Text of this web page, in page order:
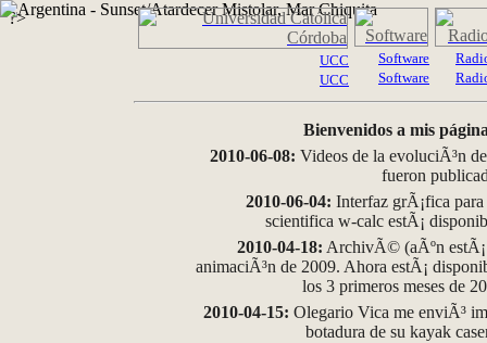
?>
UCC
UCC
Software
Software
Bienvenidos a mis
2010-06-08: Videos de la evoluciÃ³n
fueron
2010-06-04: Interfaz grÃ¡fica
scientifica w-calc estÃ¡
2010-04-18: ArchivÃ© (aÃºn
animaciÃ³n de 2009. Ahora estÃ¡
los 3 primeros meses de
2010-04-15: Olegario Vica me enviÃ³
botadura de su kayak